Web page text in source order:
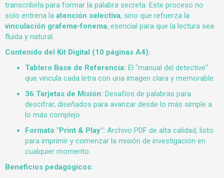
transcribirla para formar la palabra secreta. Este proceso no
solo entrena la atención selectiva, sino que refuerza la
vinculación grafema-fonema, esencial para que la lectura sea
fluida y natural.
Contenido del Kit Digital (10 páginas A4):
Tablero Base de Referencia: El "manual del detective"
que vincula cada letra con una imagen clara y memorable.
36 Tarjetas de Misión: Desafíos de palabras para
descifrar, diseñados para avanzar desde lo más simple a
lo más complejo.
Formato "Print & Play": Archivo PDF de alta calidad, listo
para imprimir y comenzar la misión de investigación en
cualquier momento.
Beneficios pedagógicos: